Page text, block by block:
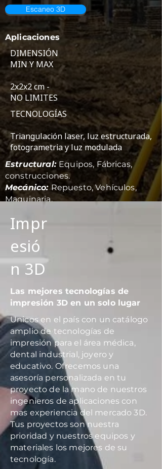
Escaneo 3D
Aplicaciones
DIMENSIÓN
MIN Y MAX
2x2x2 cm -
NO LIMITES
TECNOLOGÍAS
Triangulación laser, luz estructurada,
fotogrametria y luz modulada
Estructural: Equipos, Fábricas,
construcciones.
Mecánico: Repuesto, Vehículos,
Maquinaria.
Impr
esió
n 3D
Las mejores tecnologías de
impresión 3D en un solo lugar
Unicos en el país con un catálogo
amplio de tecnologías de
impresión para el área médica,
dental industrial, joyero y
educativo. Ofrecemos una
asesoría personalizada en tu
proyecto de la mano de nuestros
ingenieros de aplicaciones con
mas experiencia del mercado 3D.
Tus proyectos son nuestra
prioridad y nuestros equipos y
materiales los mejores de su
tecnología.